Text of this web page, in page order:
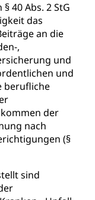
40 Abs. 2 StG
das
an die
,
und
und
berufliche
der
nach
(§
sind
Erbe,
Tanz,
Bau, Schule